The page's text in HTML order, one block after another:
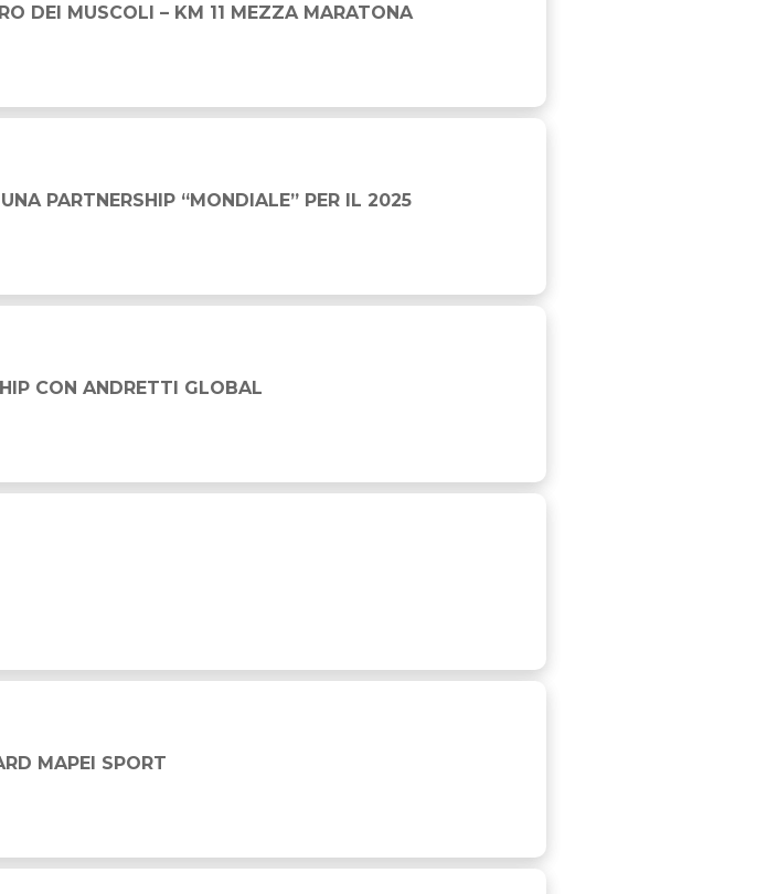
DEI MUSCOLI – KM 11 MEZZA MARATONA
PER IL 2025
PARTNERSHIP “MONDIALE” PER IL 2025
CON ANDRETTI GLOBAL
MAPEI SPORT